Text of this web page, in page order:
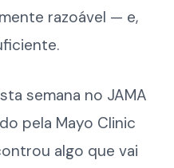
razoável — e,
semana no JAMA
pela Mayo Clinic
algo que vai